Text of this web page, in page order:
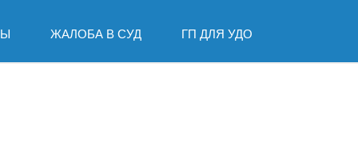
ЖАЛОБА В СУД ГП ДЛЯ УДО